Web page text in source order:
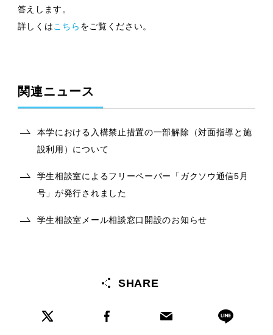
答えします。
詳しくはこちら をご覧ください。
関連ニュース
本学における入構禁止措置の一部解除（対面指導と施
設利用）について
学生相談室によるフリーペーパー「ガクソウ通信5月
号」が発行されました
学生相談室メール相談窓口開設のお知らせ
SHARE